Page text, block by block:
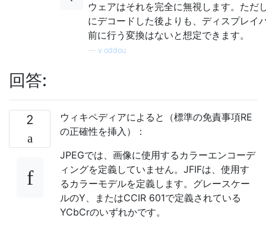
ウェアはそれを完全に無視します。ただ
にデコードした後よりも、ディスプレイ
前に行う変換はないと想定できます。
v.oddou
回答:
2
ウィキペディアによると（標準の免責事項RE
の正確性を挿入）：
JPEGでは、画像に使用するカラーエンコーデ
ィングを定義していません。JFIFは、使用す
るカラーモデルを定義します。グレースケー
ルのY、またはCCIR 601で定義されている
YCbCrのいずれかです。